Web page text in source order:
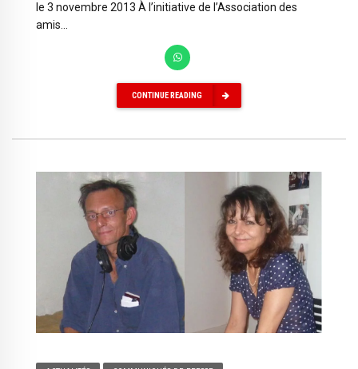
le 3 novembre 2013 À l’initiative de l’Association des
amis...
CONTINUE READING